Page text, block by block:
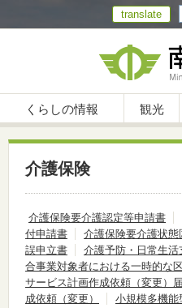
translate
くらしの情報 観光
介護保険
介護保険要介護認定等申請書
付申請書
介護保険要介護状
誤申立書
介護予防・日常生
合事業対象者における一時的な
サービス計画作成依頼（変更）
成依頼（変更）
小規模多機能